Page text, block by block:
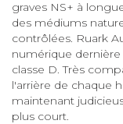
graves NS+ à
des médiums
contrôlées. Ruark
numérique dernière
classe D. Très
l'arrière de chaque
maintenant
plus court.